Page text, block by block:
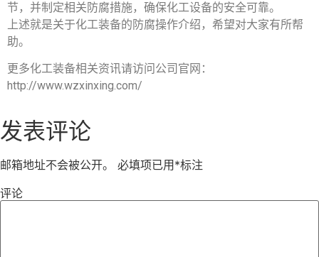
节，并制定相关防腐措施，确保化工设备的安全可靠。
上述就是关于化工装备的防腐操作介绍，希望对大家有所帮
助。
更多化工装备相关资讯请访问公司官网：
http://www.wzxinxing.com/
发表评论
邮箱地址不会被公开。 必填项已用*标注
评论